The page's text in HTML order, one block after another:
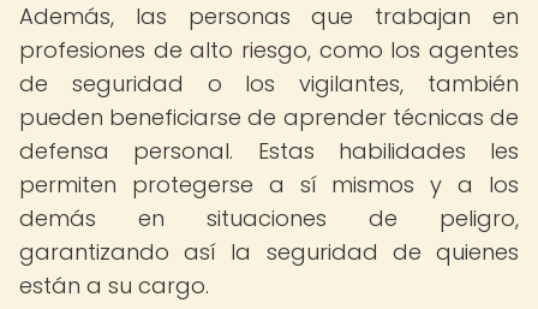
Además, las personas que trabajan en
profesiones de alto riesgo, como los agentes
de seguridad o los vigilantes, también
pueden beneficiarse de aprender técnicas de
defensa personal. Estas habilidades les
permiten protegerse a sí mismos y a los
demás en situaciones de peligro,
garantizando así la seguridad de quienes
están a su cargo.